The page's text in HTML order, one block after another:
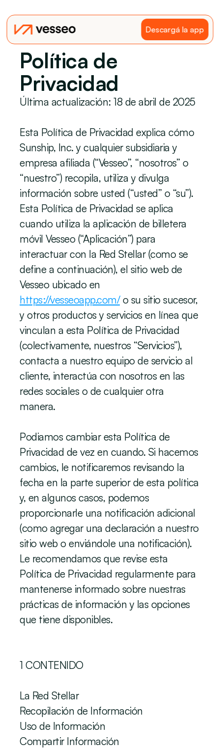
Política de
Privacidad
Última actualización: 18 de abril de 2025
Esta Política de Privacidad explica cómo
Sunship, Inc. y cualquier subsidiaria y
empresa afiliada (“Vesseo”, “nosotros” o
“nuestro”) recopila, utiliza y divulga
información sobre usted (“usted” o “su”).
Esta Política de Privacidad se aplica
cuando utiliza la aplicación de billetera
móvil Vesseo (“Aplicación”) para
interactuar con la Red Stellar (como se
define a continuación), el sitio web de
https://vesseoapp.com/ o su sitio sucesor,
y otros productos y servicios en línea que
vinculan a esta Política de Privacidad
(colectivamente, nuestros “Servicios”),
contacta a nuestro equipo de servicio al
cliente, interactúa con nosotros en las
redes sociales o de cualquier otra
manera.
Podiamos cambiar esta Política de
Privacidad de vez en cuando. Si hacemos
cambios, le notificaremos revisando la
fecha en la parte superior de esta política
y, en algunos casos, podemos
proporcionarle una notificación adicional
(como agregar una declaración a nuestro
sitio web o enviándole una notificación).
Le recomendamos que revise esta
Política de Privacidad regularmente para
mantenerse informado sobre nuestras
prácticas de información y las opciones
que tiene disponibles.
‍1 CONTENIDO
La Red Stellar
Recopilación de Información
Uso de Información
Compartir Información
Descargá la app